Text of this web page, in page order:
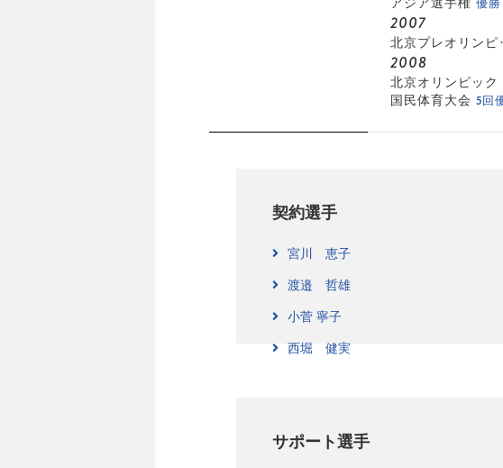
2007
北京プレオリンピ
2008
北京オリンピック
国民体育大会 5回
契約選手
宮川 恵子
渡邉 哲雄
小菅 寧子
西堀 健実
サポート選手